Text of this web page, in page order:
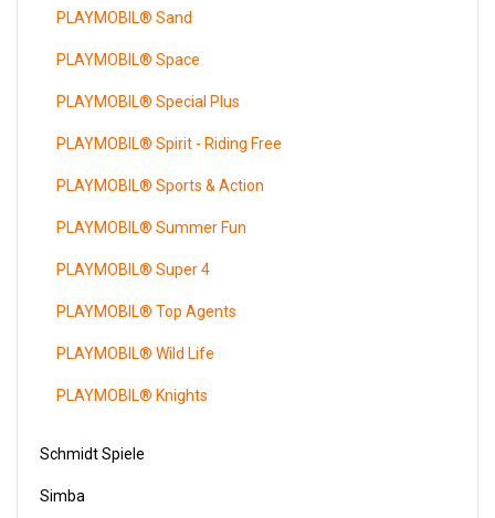
PLAYMOBIL® Sand
PLAYMOBIL® Space
PLAYMOBIL® Special Plus
PLAYMOBIL® Spirit - Riding Free
PLAYMOBIL® Sports & Action
PLAYMOBIL® Summer Fun
PLAYMOBIL® Super 4
PLAYMOBIL® Top Agents
PLAYMOBIL® Wild Life
PLAYMOBIL® Knights
Schmidt Spiele
Simba